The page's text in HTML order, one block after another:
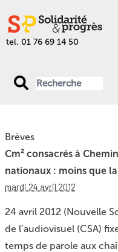
tel. 01 76 69 14 50
Brèves
Cm² consacrés à
nationaux : moins que
mardi 24 avril 2012
24 avril 2012 (Nouvelle
de l’audiovisuel (CSA)
temps de parole aux